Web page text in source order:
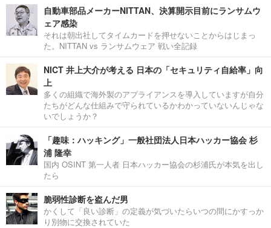
自動車部品メーカーNITTAN、決算開示目前にランサムウ
ェア感染
それは朝出社してタイムカードを押せないことからはじまっ
た。NITTAN vs ランサムウェア 戦い全記録
NICT 井上大介が考える 日本の「セキュリティ自給率」向
上
多くの組織で海外製のアプライアンスを導入していますが自分
たちがどんな仕組みで守られているかわかっていないんじゃな
いでしょうか？
「趣味：ハッキング」一般社団法人日本ハッカー協会 杉
浦 隆幸
国内 OSINT 第一人者 日本ハッカー協会の杉浦氏が本気を出し
たら
脆弱性診断を盗んだ男
かくして「良い診断」の定義が気づいたらいつの間にかすっか
り別物に交換されていた